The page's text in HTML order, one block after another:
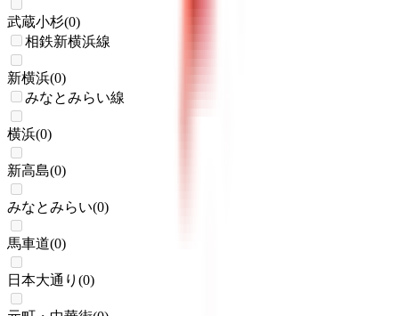
武蔵小杉(0)
相鉄新横浜線
新横浜(0)
みなとみらい線
横浜(0)
新高島(0)
みなとみらい(0)
馬車道(0)
日本大通り (0)